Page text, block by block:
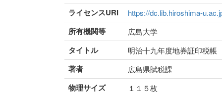
ライセンスURI https://dc.lib.hiroshima-
所有機関等 広島大学
タイトル 明治十九年度地券証印税帳
著者 広島県賦税課
物理サイズ １１５枚